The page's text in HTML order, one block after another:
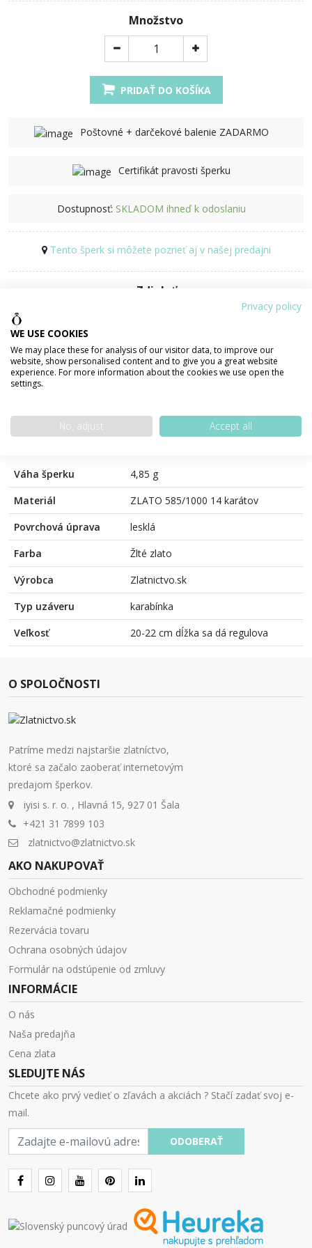
Množstvo
PRIDAŤ DO KOŠÍKA
Poštovné + darčekové balenie ZADARMO
Certifikát pravosti šperku
Dostupnosť: SKLADOM ihneď k odoslaniu
Tento šperk si môžete pozrieť aj v našej predajni
Zdielať
100% bezpečná platba
PODROBNOSTI O PRODUKTE POPIS PRODUKTU
Váha šperku
4,85 g
Materiál
ZLATO 585/1000 14 karátov
Povrchová úprava
lesklá
Farba
Žlté zlato
Výrobca
Zlatnictvo.sk
Typ uzáveru
karabínka
Veľkosť
20-22 cm dĺžka sa dá regulova
O SPOLOČNOSTI
Patríme medzi najstaršie zlatníctvo,
ktoré sa začalo zaoberať internetovým
predajom šperkov.
iyisi s. r. o. , Hlavná 15, 927 01 Šala
+421 31 7899 103
zlatnictvo@zlatnictvo.sk
AKO NAKUPOVAŤ
Obchodné podmienky
Reklamačné podmienky
Rezervácia tovaru
Ochrana osobných údajov
Formulár na odstúpenie od zmluvy
INFORMÁCIE
O nás
Naša predajňa
Cena zlata
SLEDUJTE NÁS
Chcete ako prvý vedieť o zľavách a akciách ? Stačí zadať svoj e-
mail.
mail
ODOBERAŤ
Privacy policy
WE USE COOKIES
We may place these for analysis of our visitor data, to improve our
website, show personalised content and to give you a great website
experience. For more information about the cookies we use open the
settings.
No, adjust Accept all